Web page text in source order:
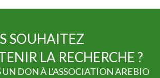
SOUHAITEZ
LA RECHERCHE ?
UN DON À L'ASSOCIATION AREBIO